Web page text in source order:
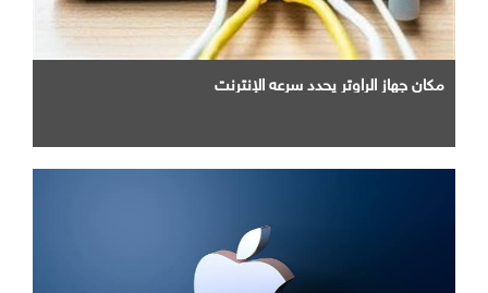
مكان جهاز الراوتر يحدد سرعه الإنترنت